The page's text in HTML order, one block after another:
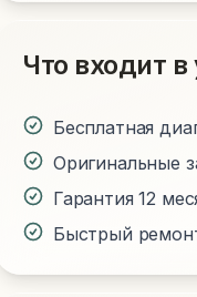
Что входит в
Бесплатная
Оригинальные
Гарантия 12
Быстрый